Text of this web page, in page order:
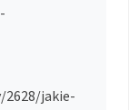
jakie-